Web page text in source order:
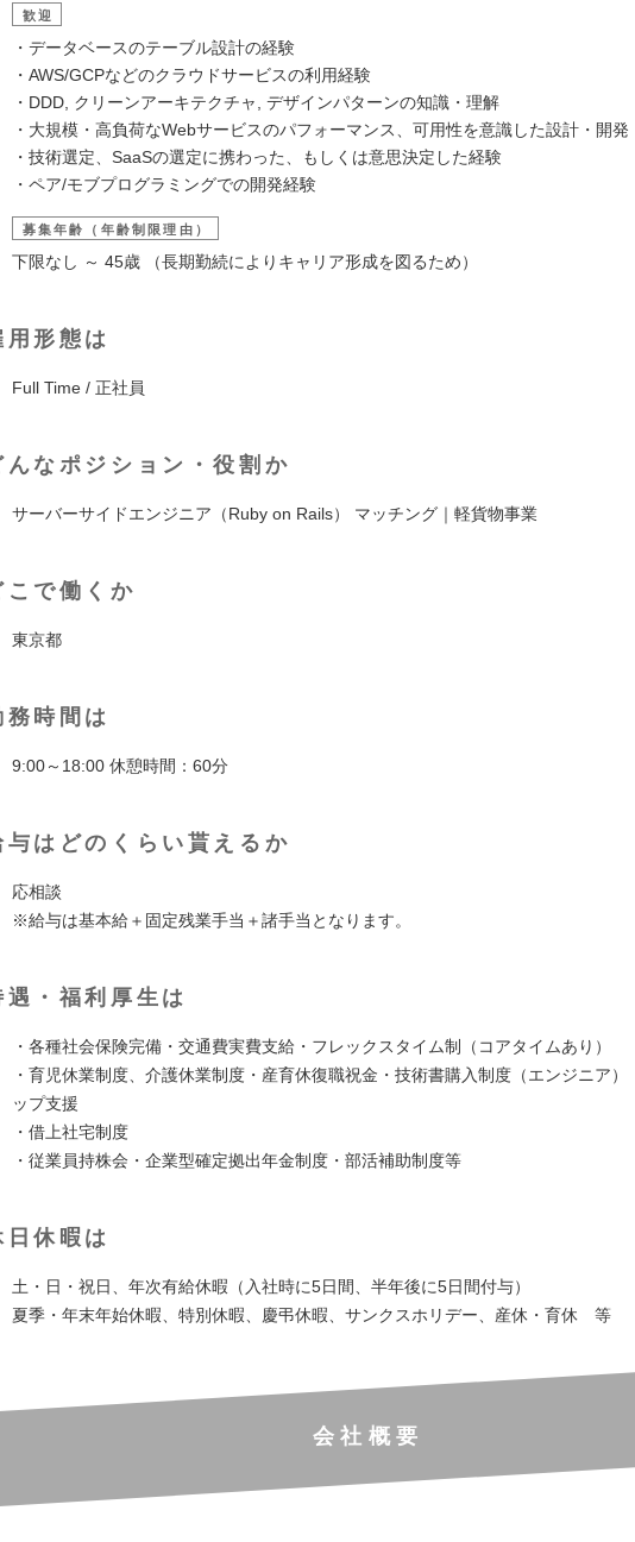
歓迎
・データベースのテーブル設計の経験
・AWS/GCPなどのクラウドサービスの利用経験
・DDD, クリーンアーキテクチャ, デザインパターンの知識・理解
・大規模・高負荷なWebサービスのパフォーマンス、可用性を意識した設計・開発
・技術選定、SaaSの選定に携わった、もしくは意思決定した経験
・ペア/モブプログラミングでの開発経験
募集年齢（年齢制限理由）
下限なし ～ 45歳 （長期勤続によりキャリア形成を図るため）
用形態は
Full Time / 正社員
んなポジション・役割か
サーバーサイドエンジニア（Ruby on Rails） マッチング｜軽貨物事業
こで働くか
東京都
務時間は
9:00～18:00 休憩時間：60分
与はどのくらい貰えるか
応相談
※給与は基本給＋固定残業手当＋諸手当となります。
遇・福利厚生は
・各種社会保険完備・交通費実費支給・フレックスタイム制（コアタイムあり）
・育児休業制度、介護休業制度・産育休復職祝金・技術書購入制度（エンジニア）
ップ支援
・借上社宅制度
・従業員持株会・企業型確定拠出年金制度・部活補助制度等
日休暇は
土・日・祝日、年次有給休暇（入社時に5日間、半年後に5日間付与）
夏季・年末年始休暇、特別休暇、慶弔休暇、サンクスホリデー、産休・育休 等
会社概要